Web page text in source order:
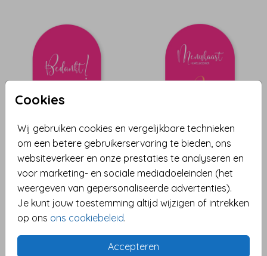
Cookies
Wij gebruiken cookies en vergelijkbare technieken
om een betere gebruikerservaring te bieden, ons
websiteverkeer en onze prestaties te analyseren en
voor marketing- en sociale mediadoeleinden (het
weergeven van gepersonaliseerde advertenties).
Je kunt jouw toestemming altijd wijzigen of intrekken
op ons ons cookiebeleid.
Accepteren
ORIGINELE VORM BOOGVORM